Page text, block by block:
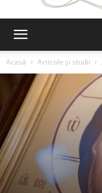
Acasă
Articole şi studii